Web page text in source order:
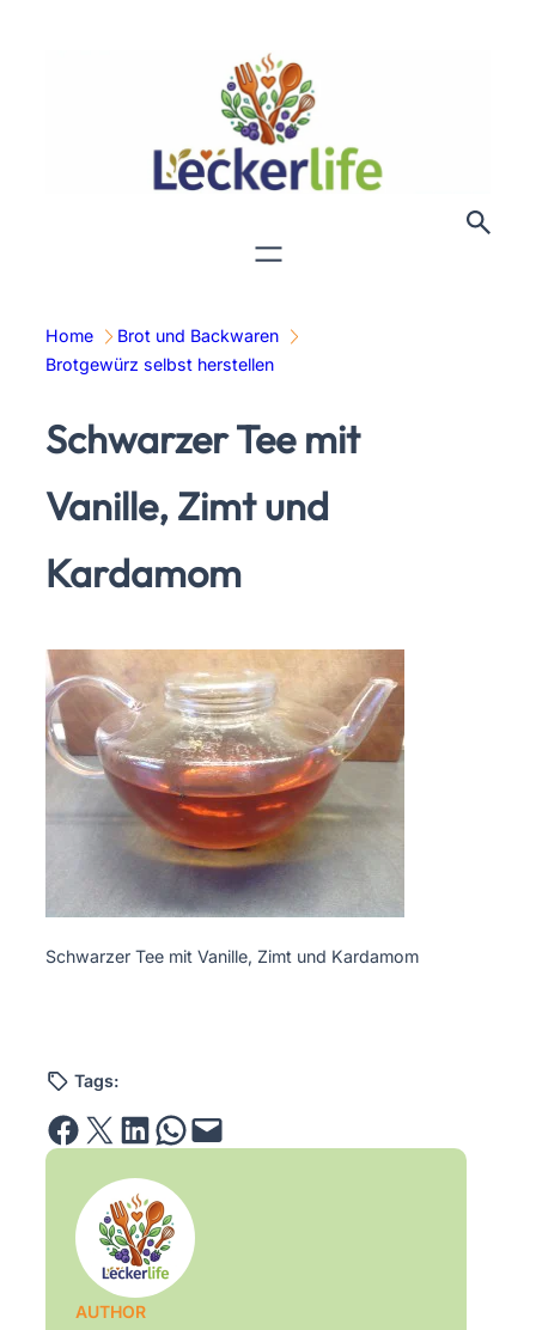
Home
Brot und Backwaren
Brotgewürz selbst herstellen
Schwarzer Tee mit
Vanille, Zimt und
Kardamom
Schwarzer Tee mit Vanille, Zimt und Kardamom
Tags:
Share on Facebook Email this Page Share on LinkedIn Share on WhatsApp Email this Page
AUTHOR